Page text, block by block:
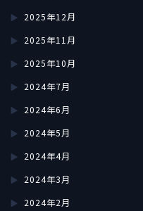
2025年12月
2025年11月
2025年10月
2024年7月
2024年6月
2024年5月
2024年4月
2024年3月
2024年2月